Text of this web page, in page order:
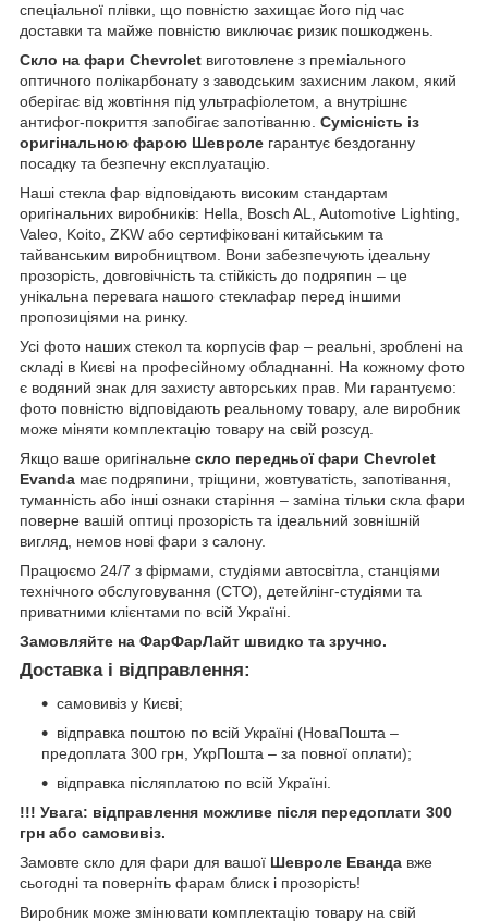
спеціальної плівки, що повністю захищає його під час
доставки та майже повністю виключає ризик пошкоджень.
Скло на фари Chevrolet виготовлене з преміального
оптичного полікарбонату з заводським захисним лаком, який
оберігає від жовтіння під ультрафіолетом, а внутрішнє
антифог-покриття запобігає запотіванню. Сумісність із
оригінальною фарою Шевроле гарантує бездоганну
посадку та безпечну експлуатацію.
Наші стекла фар відповідають високим стандартам
оригінальних виробників: Hella, Bosch AL, Automotive Lighting,
Valeo, Koito, ZKW або сертифіковані китайським та
тайванським виробництвом. Вони забезпечують ідеальну
прозорість, довговічність та стійкість до подряпин – це
унікальна перевага нашого стеклафар перед іншими
пропозиціями на ринку.
Усі фото наших стекол та корпусів фар – реальні, зроблені на
складі в Києві на професійному обладнанні. На кожному фото
є водяний знак для захисту авторських прав. Ми гарантуємо:
фото повністю відповідають реальному товару, але виробник
може міняти комплектацію товару на свій розсуд.
Якщо ваше оригінальне скло передньої фари Chevrolet
Evanda має подряпини, тріщини, жовтуватість, запотівання,
туманність або інші ознаки старіння – заміна тільки скла фари
поверне вашій оптиці прозорість та ідеальний зовнішній
вигляд, немов нові фари з салону.
Працюємо 24/7 з фірмами, студіями автосвітла, станціями
технічного обслуговування (СТО), детейлінг-студіями та
приватними клієнтами по всій Україні.
Замовляйте на ФарФарЛайт швидко та зручно.
Доставка і відправлення:
самовивіз у Києві;
відправка поштою по всій Україні (НоваПошта –
предоплата 300 грн, УкрПошта – за повної оплати);
відправка післяплатою по всій Україні.
!!! Увага: відправлення можливе після передоплати 300
грн або самовивіз.
Замовте скло для фари для вашої Шевроле Еванда вже
сьогодні та поверніть фарам блиск і прозорість!
Виробник може змінювати комплектацію товару на свій